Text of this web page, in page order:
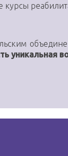
уникальная